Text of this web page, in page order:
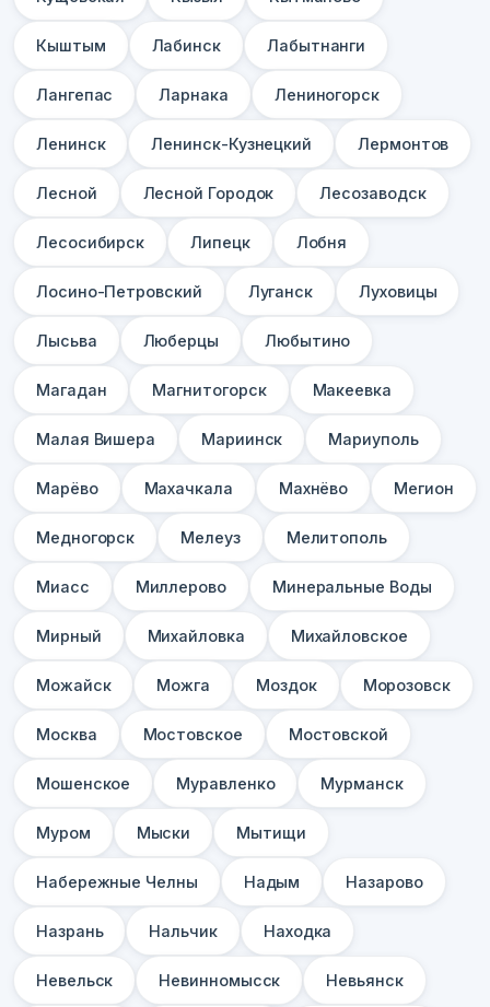
Кыштым Лабинск Лабытнанги
Лангепас Ларнака Лениногорск
Ленинск Ленинск-Кузнецкий Лермонтов
Лесной Лесной Городок Лесозаводск
Лесосибирск Липецк Лобня
Лосино-Петровский Луганск Луховицы
Лысьва Люберцы Любытино
Магадан Магнитогорск Макеевка
Малая Вишера Мариинск Мариуполь
Марёво Махачкала Махнёво Мегион
Медногорск Мелеуз Мелитополь
Миасс Миллерово Минеральные Воды
Мирный Михайловка Михайловское
Можайск Можга Моздок Морозовск
Москва Мостовское Мостовской
Мошенское Муравленко Мурманск
Муром Мыски Мытищи
Набережные Челны Надым Назарово
Назрань Нальчик Находка
Невельск Невинномысск Невьянск